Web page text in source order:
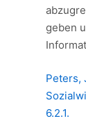
geben
Peters,
6.2.1.